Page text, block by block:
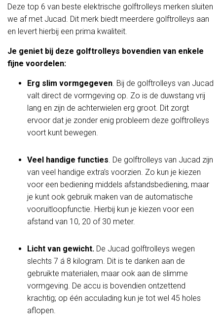
Deze top 6 van beste elektrische golftrolleys merken sluiten
we af met Jucad. Dit merk biedt meerdere golftrolleys aan
en levert hierbij een prima kwaliteit.
Je geniet bij deze golftrolleys bovendien van enkele
fijne voordelen:
Erg slim vormgegeven. Bij de golftrolleys van Jucad
valt direct de vormgeving op. Zo is de duwstang vrij
lang en zijn de achterwielen erg groot. Dit zorgt
ervoor dat je zonder enig probleem deze golftrolleys
voort kunt bewegen.
Veel handige functies. De golftrolleys van Jucad zijn
van veel handige extra’s voorzien. Zo kun je kiezen
voor een bediening middels afstandsbediening, maar
je kunt ook gebruik maken van de automatische
vooruitloopfunctie. Hierbij kun je kiezen voor een
afstand van 10, 20 of 30 meter.
Licht van gewicht. De Jucad golftrolleys wegen
slechts 7 á 8 kilogram. Dit is te danken aan de
gebruikte materialen, maar ook aan de slimme
vormgeving. De accu is bovendien ontzettend
krachtig; op één acculading kun je tot wel 45 holes
aflopen.